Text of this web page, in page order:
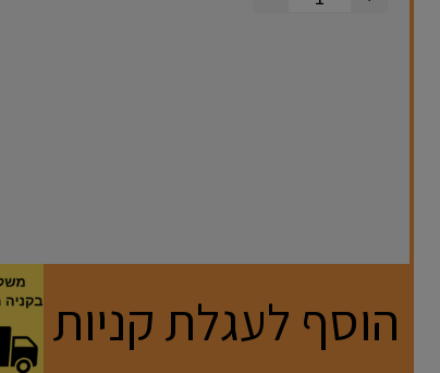
הוסף לעגלת קניות